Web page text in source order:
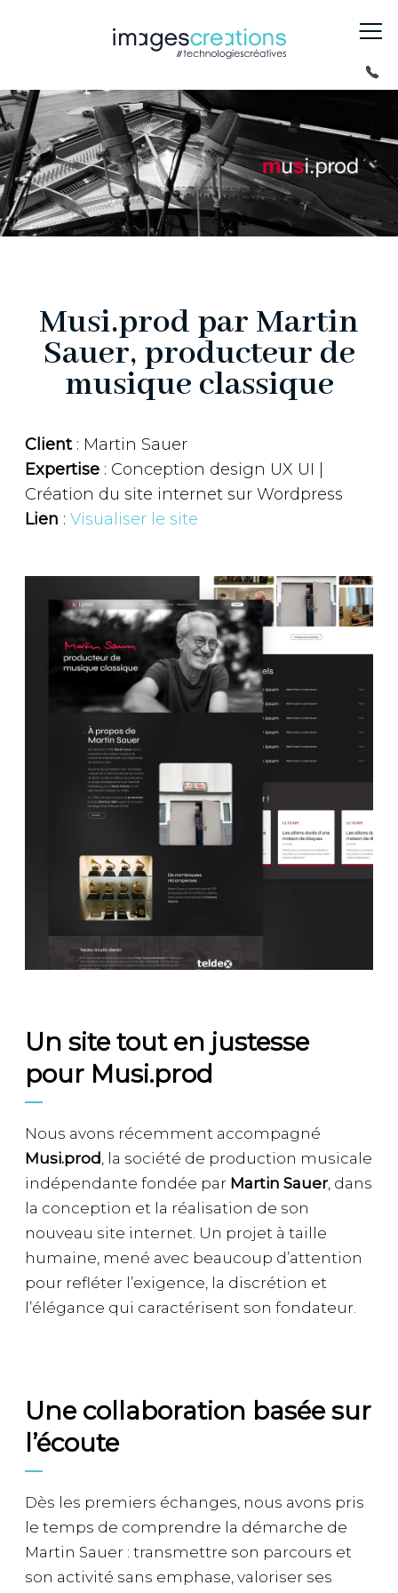
Musi.prod par Martin
Sauer, producteur de
musique classique
Client: Martin Sauer
Expertise : Conception design UX UI |
Création du site internet sur Wordpress
Lien :Visualiser le site
Un site tout en justesse
pour Musi.prod
Nous avons récemment accompagné
Musi.prod, la société de production musicale
indépendante fondée par Martin Sauer, dans
la conception et la réalisation de son
nouveau site internet. Un projet à taille
humaine, mené avec beaucoup d’attention
pour refléter l’exigence, la discrétion et
l’élégance qui caractérisent son fondateur.
Une collaboration basée sur
l’écoute
Dès les premiers échanges, nous avons pris
le temps de comprendre la démarche de
Martin Sauer : transmettre son parcours et
son activité sans emphase, valoriser ses